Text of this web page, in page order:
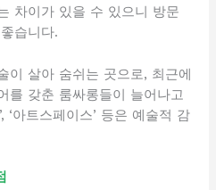
차이가 있을 수 있으니 방문
습니다.
이 살아 숨쉬는 곳으로, 최근에
를 갖춘 룸싸롱들이 늘어나고
‘아트스페이스’ 등은 예술적 감